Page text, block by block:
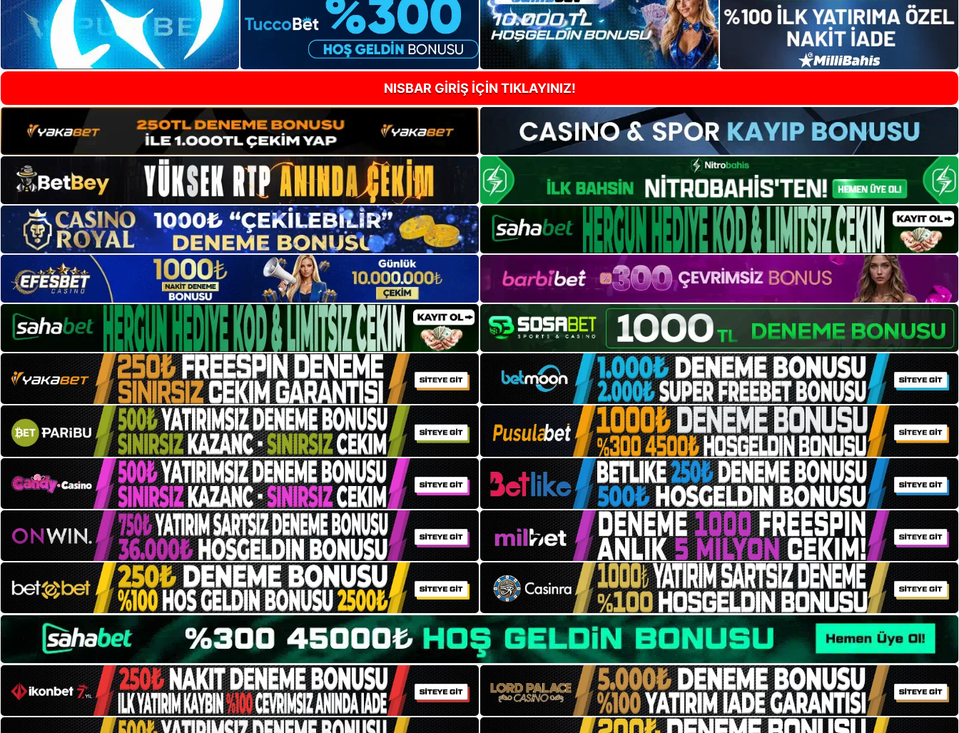
NISBAR GİRİŞ İÇİN TIKLAYINIZ!